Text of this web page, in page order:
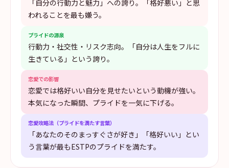
「自分の行動力と魅力」への誇り。「格好悪い」と思
われることを最も嫌う。
プライドの源泉
行動力・社交性・リスク志向。「自分は人生をフルに
生きている」という誇り。
恋愛での影響
恋愛では格好いい自分を見せたいという動機が強い。
本気になった瞬間、プライドを一気に下げる。
恋愛攻略法（プライドを満たす言葉）
「あなたのそのまっすぐさが好き」「格好いい」とい
う言葉が最もESTPのプライドを満たす。